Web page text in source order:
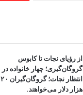
از رؤیای نجات تا کابوس
گروگان‌گیری؛ چهار خانواده در
انتظار نجات؛ گروگان‌گیران ۲۰
هزار دلار می‌خواهند.